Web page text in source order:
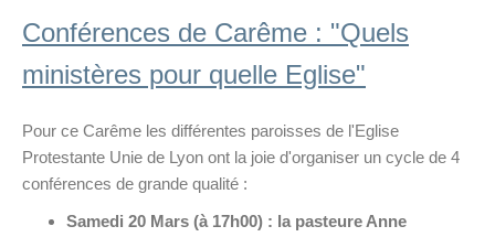
Conférences de Carême : "Quels
ministères pour quelle Eglise"
Pour ce Carême les différentes paroisses de l'Eglise
Protestante Unie de Lyon ont la joie d'organiser un cycle de 4
conférences de grande qualité :
Samedi 20 Mars (à 17h00) : la pasteure Anne